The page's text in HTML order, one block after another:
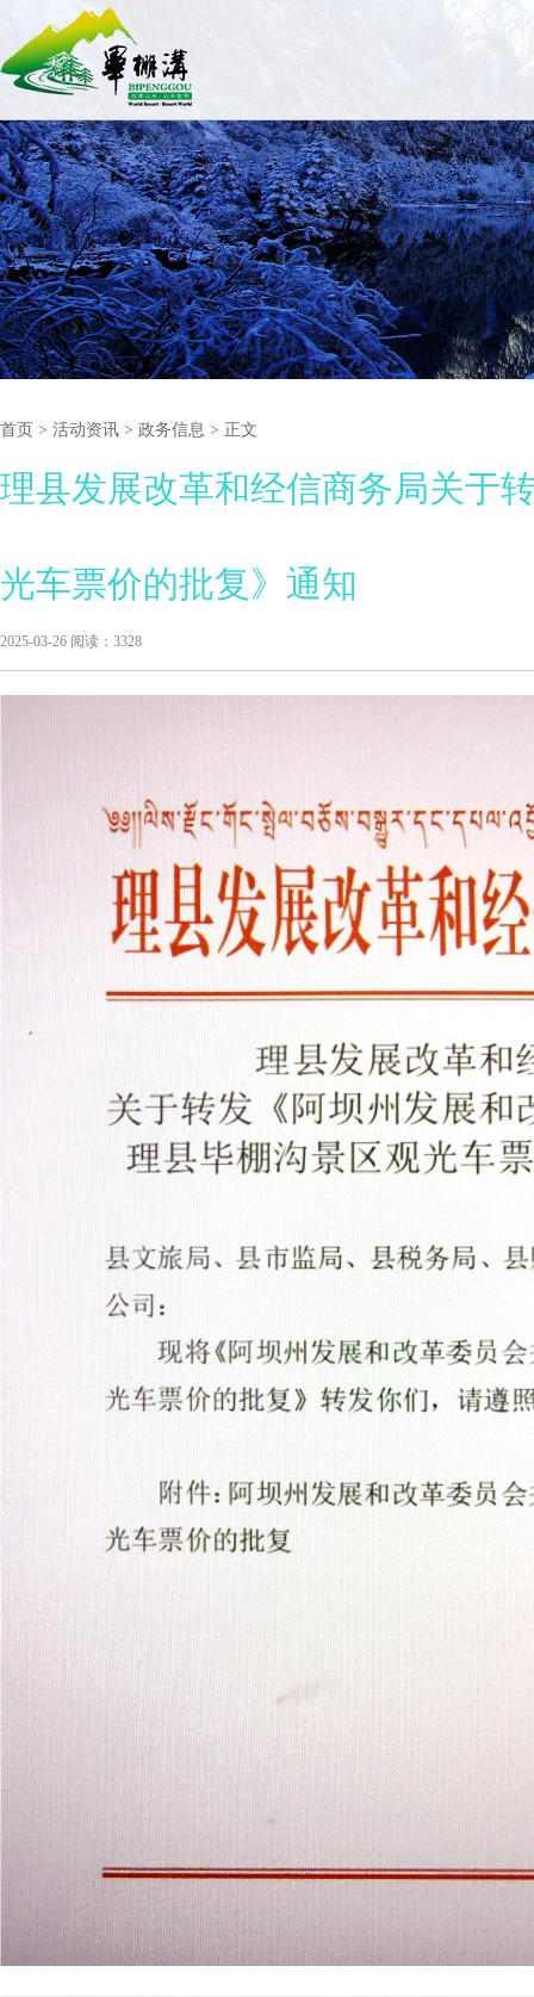
首页 > 活动资讯 > 政务信息 > 正文
理县发展改革和经信商务局关于
光车票价的批复》通知
2025-03-26 阅读：3328